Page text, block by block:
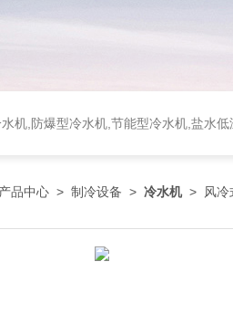
机,防爆型冷水机,节能型冷水机,盐水低
产品中心 > 制冷设备 > 冷水机> 风冷